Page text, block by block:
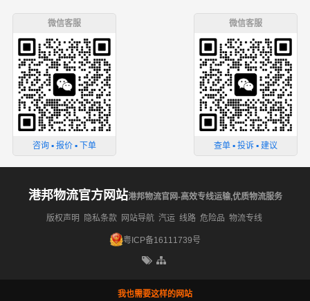
微信客服
咨询 ▪ 报价 ▪ 下单
微信客服
查单 ▪ 投诉 ▪ 建议
港邦物流官方网站港邦物流官网-高效专线运输,优质物流服务
版权声明 隐私条款 网站导航 汽运 线路 危险品 物流专线
粤ICP备16111739号
我也需要这样的网站